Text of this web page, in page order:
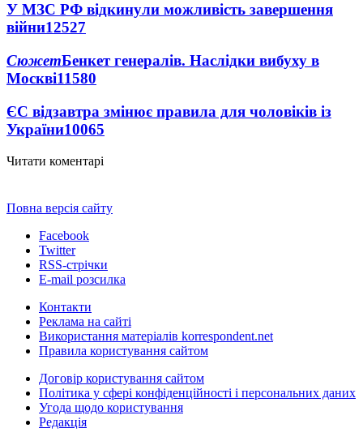
У МЗС РФ відкинули можливість завершення
війни12527
СюжетБенкет генералів. Наслідки вибуху в
Москві11580
ЄС відзавтра змінює правила для чоловіків із
України10065
Читати коментарі
Повна версія сайту
Facebook
Twitter
RSS-стрічки
E-mail розсилка
Контакти
Реклама на сайті
Використання матеріалів korrespondent.net
Правила користування сайтом
Договір користування сайтом
Політика у сфері конфіденційності і персональних даних
Угода щодо користування
Редакція